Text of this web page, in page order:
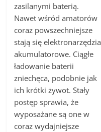
zasilanymi baterią.
Nawet wśród amatorów
coraz powszechniejsze
stają się elektronarzędzia
akumulatorowe. Ciągłe
ładowanie baterii
zniechęca, podobnie jak
ich krótki żywot. Stały
postęp sprawia, że
wyposażane są one w
coraz wydajniejsze